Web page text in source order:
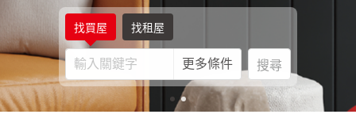
找買屋 找租屋
更多條件 搜尋